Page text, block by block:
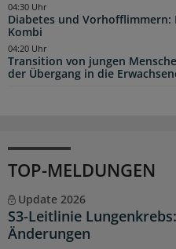
Diabetes und Vorhofflimmern:
Kombi
04:30 Uhr
Transition von jungen
der Übergang in die
04:20 Uhr
TOP-MELDUNGEN
Update 2026
S3-Leitlinie
Änderungen